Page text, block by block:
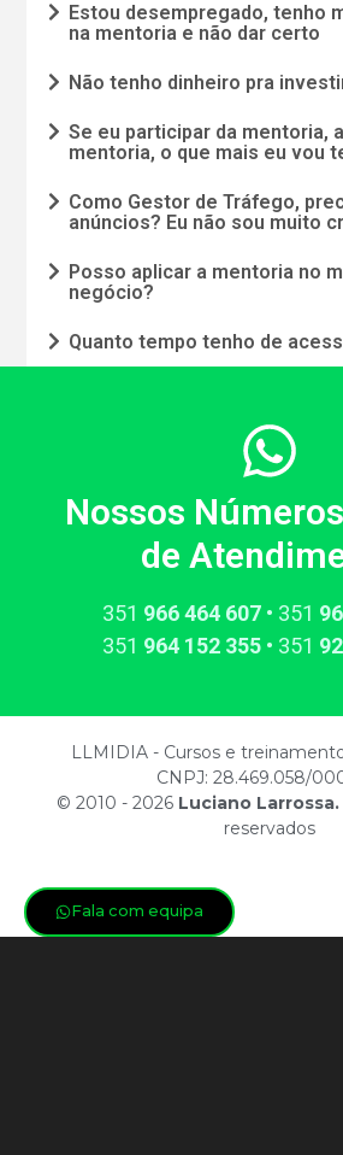
Estou desempregado, tenho
na mentoria e não dar certo
Não tenho dinheiro pra
Se eu participar da mentoria,
mentoria, o que mais eu vou
Como Gestor de Tráfego,
anúncios? Eu não sou muito
Posso aplicar a mentoria no
negócio?
Quanto tempo tenho de
Nossos
de
351​ 966​ 464 607 • 351​
351​ 964​ 152 355 • 351​
LLMIDIA - Cursos e
CNPJ: 28.469.058/
© 2010 - 2026 Luciano Larrossa.
reservados
Fala com equipa